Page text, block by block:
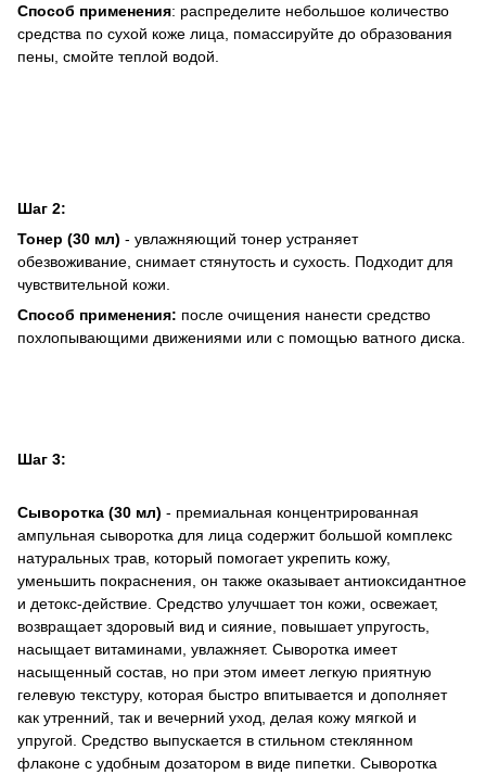
Способ применения: распределите небольшое количество
средства по сухой коже лица, помассируйте до образования
пены, смойте теплой водой.
Шаг 2:
Тонер (30 мл) - увлажняющий тонер устраняет
обезвоживание, снимает стянутость и сухость. Подходит для
чувствительной кожи.
Способ применения: после очищения нанести средство
похлопывающими движениями или с помощью ватного диска.
Шаг 3:
Сыворотка (30 мл) - премиальная концентрированная
ампульная сыворотка для лица содержит большой комплекс
натуральных трав, который помогает укрепить кожу,
уменьшить покраснения, он также оказывает антиоксидантное
и детокс-действие. Средство улучшает тон кожи, освежает,
возвращает здоровый вид и сияние, повышает упругость,
насыщает витаминами, увлажняет. Сыворотка имеет
насыщенный состав, но при этом имеет легкую приятную
гелевую текстуру, которая быстро впитывается и дополняет
как утренний, так и вечерний уход, делая кожу мягкой и
упругой. Средство выпускается в стильном стеклянном
флаконе с удобным дозатором в виде пипетки. Сыворотка